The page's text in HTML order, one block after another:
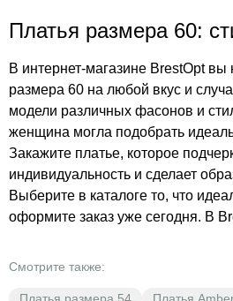
Платья размера 60:
В интернет-магазине BrestOpt вы
размера 60 на любой вкус и
модели различных фасонов и
женщина могла подобрать
Закажите платье, которое
индивидуальность и сделает
Выберите в каталоге то, что
оформите заказ уже сегодня. В
Смотрите также:
Платья размера 54
Платья